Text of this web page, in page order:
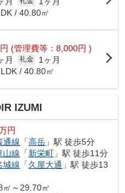
/ 40.80㎡
円 (管理費等：8,000円 )
月 礼金
1ヶ月
/ 40.80㎡
IZUMI
円
通線 「高岳 」駅 徒歩5分
山線 「新栄町 」駅 徒歩11分
城線 「久屋大通 」駅 徒歩13
～29.70㎡